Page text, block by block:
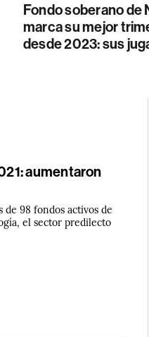
Fondo soberano de
marca su mejor
desde 2023: sus
aumentaron
de 98 fondos activos de
el sector predilecto